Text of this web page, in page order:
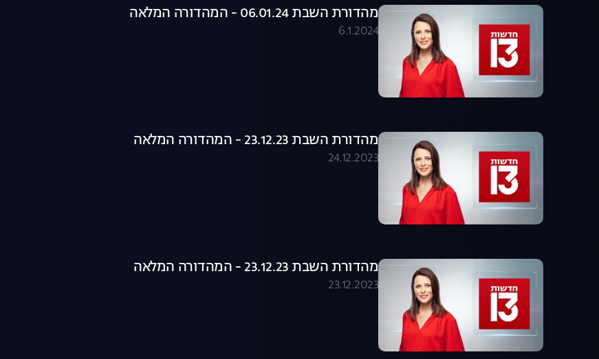
מהדורת השבת 06.01.24 - המהדורה המלאה
6.1.2024
מהדורת השבת 23.12.23 - המהדורה המלאה
24.12.2023
מהדורת השבת 23.12.23 - המהדורה המלאה
23.12.2023